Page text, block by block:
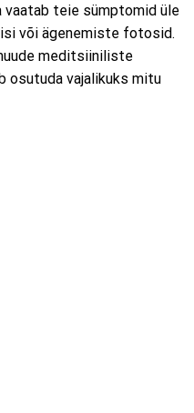
teie sümptomid üle
või ägenemiste fotosid.
meditsiiniliste
osutuda vajalikuks mitu